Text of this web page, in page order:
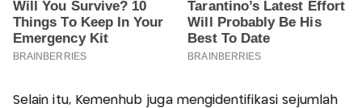
Selain itu, Kemenhub juga mengidentifikasi sejumlah